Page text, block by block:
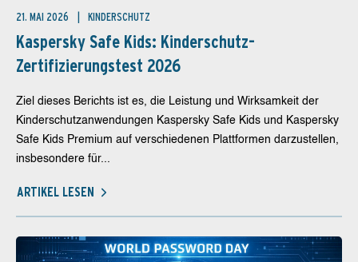
21. MAI 2026 KINDERSCHUTZ
Kaspersky Safe Kids: Kinderschutz-
Zertifizierungstest 2026
Ziel dieses Berichts ist es, die Leistung und Wirksamkeit der
Kinderschutzanwendungen Kaspersky Safe Kids und Kaspersky
Safe Kids Premium auf verschiedenen Plattformen darzustellen,
insbesondere für...
ARTIKEL LESEN